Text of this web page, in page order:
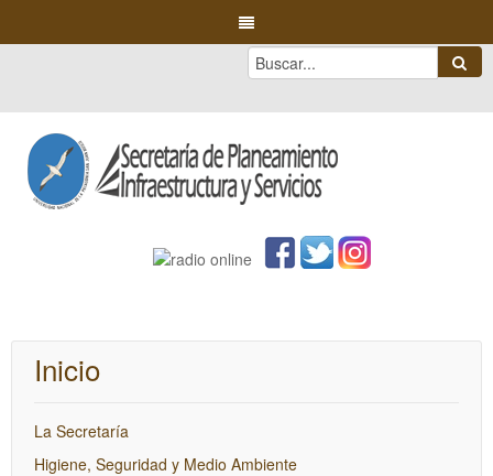
Inicio
La Secretaría
Higiene, Seguridad y Medio Ambiente